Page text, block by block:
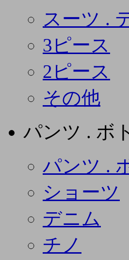
スーツ .
3ピース
2ピース
その他
パンツ . ボ
パンツ .
ショーツ
デニム
チノ